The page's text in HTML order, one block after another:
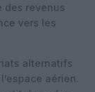
des revenus
vers les
alternatifs
aérien.